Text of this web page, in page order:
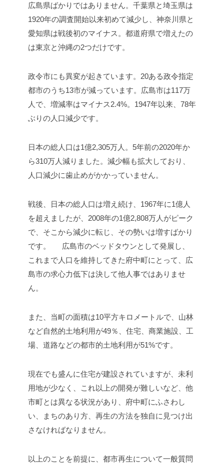
広島県ばかりではありません。千葉県と埼玉県は
1920年の調査開始以来初めて減少し、神奈川県と
愛知県は戦後初のマイナス。都道府県で増えたの
は東京と沖縄の2つだけです。
政令市にも異変が起きています。20ある政令指定
都市のうち13市が減っています。広島市は117万
人で、増減率はマイナス2.4%。1947年以来、78年
ぶりの人口減少です。
日本の総人口は1億2,305万人。5年前の2020年か
ら310万人減りました。減少幅も拡大しており、
人口減少に歯止めがかかっていません。
戦後、日本の総人口は増え続け、1967年に1億人
を超えましたが、2008年の1億2,808万人がピーク
で、そこから減少に転じ、その勢いは増すばかり
です。
広島市のベッドタウンとして発展し、
これまで人口を維持してきた府中町にとって、広
島市の求心力低下は決して他人事ではありませ
ん。
また、当町の面積は10平方キロメートルで、山林
など自然的土地利用が49％、住宅、商業施設、工
場、道路などの都市的土地利用が51%です。
現在でも盛んに住宅が建設されていますが、未利
用地が少なく、これ以上の開発が難しいなど、他
市町とは異なる状況があり、府中町にふさわし
い、まちのあり方、再生の方法を独自に見つけ出
さなければなりません。
以上のことを前提に、都市再生について一般質問